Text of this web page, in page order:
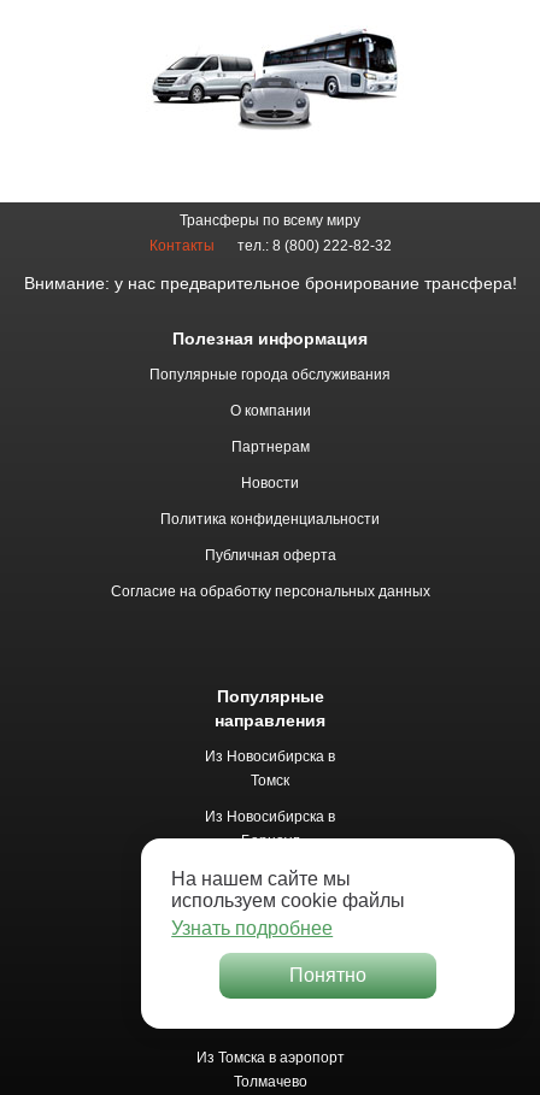
Популярные
направления
Из Новосибирска в
Томск
Из Новосибирска в
Барнаул
Из Новосибирска в
Белокуриху
Из Новосибирска в
Из Новосибирска в
Из Томска в аэропорт
Толмачево
Трансферы по всему миру
Полезная информация
Популярные города обслуживания
О компании
Партнерам
Новости
Политика конфиденциальности
Публичная оферта
Согласие на обработку персональных данных
Контакты тел.: 8 (800) 222-82-32
Внимание: у нас предварительное бронирование трансфера!
На нашем сайте мы
используем cookie файлы
Узнать подробнее
Понятно